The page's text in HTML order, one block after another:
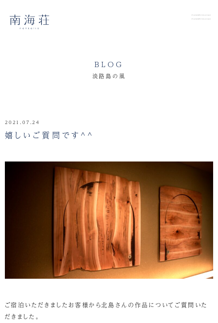
BLOG
淡路島の風
2021.07.24
嬉しいご質問です^^
ご宿泊いただきましたお客様から北島さんの作品についてご質問いた
だきました。